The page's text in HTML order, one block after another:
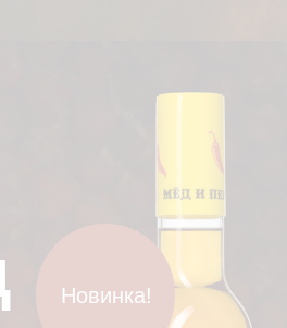
Новинка!